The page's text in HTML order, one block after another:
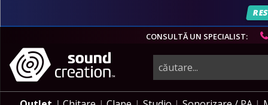
CONSULTĂ UN SPECIALIST:
instrumente